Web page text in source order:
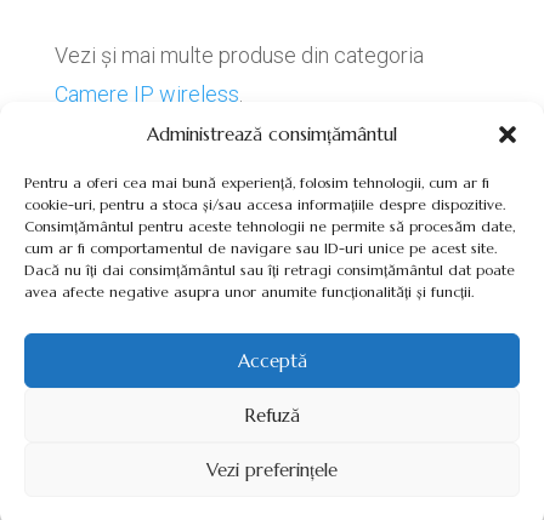
Administrează consimțământul
Pentru a oferi cea mai bună experiență, folosim tehnologii, cum ar fi
cookie-uri, pentru a stoca și/sau accesa informațiile despre dispozitive.
Consimțământul pentru aceste tehnologii ne permite să procesăm date,
cum ar fi comportamentul de navigare sau ID-uri unice pe acest site.
Dacă nu îți dai consimțământul sau îți retragi consimțământul dat poate
avea afecte negative asupra unor anumite funcționalități și funcții.
Acceptă
Refuză
Vezi preferințele
Vezi și mai multe produse din categoria
Camere IP wireless
Termeni, Condiții & Protecția Datelor (GDPR)
DREPTURILE REZERVATE